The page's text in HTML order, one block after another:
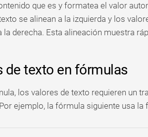
que es y formatea el valor
se alinean a la izquierda y los
la derecha. Esta alineación muestra
de texto en fórmulas
los valores de texto requieren un
ejemplo, la fórmula siguiente usa